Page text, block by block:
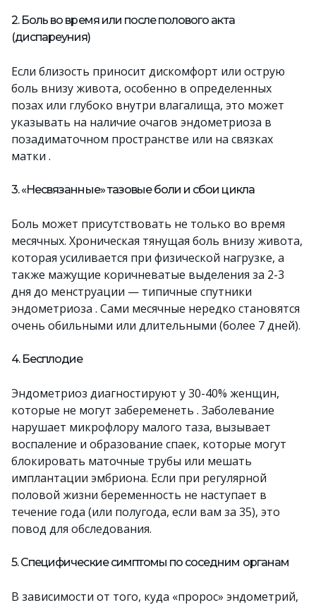
2. Боль во время или после полового акта
(диспареуния)
Если близость приносит дискомфорт или острую
боль внизу живота, особенно в определенных
позах или глубоко внутри влагалища, это может
указывать на наличие очагов эндометриоза в
позадиматочном пространстве или на связках
матки .
3. «Несвязанные» тазовые боли и сбои цикла
Боль может присутствовать не только во время
месячных. Хроническая тянущая боль внизу живота,
которая усиливается при физической нагрузке, а
также мажущие коричневатые выделения за 2-3
дня до менструации — типичные спутники
эндометриоза . Сами месячные нередко становятся
очень обильными или длительными (более 7 дней).
4. Бесплодие
Эндометриоз диагностируют у 30-40% женщин,
которые не могут забеременеть . Заболевание
нарушает микрофлору малого таза, вызывает
воспаление и образование спаек, которые могут
блокировать маточные трубы или мешать
имплантации эмбриона. Если при регулярной
половой жизни беременность не наступает в
течение года (или полугода, если вам за 35), это
повод для обследования.
5. Специфические симптомы по соседним органам
В зависимости от того, куда «пророс» эндометрий,